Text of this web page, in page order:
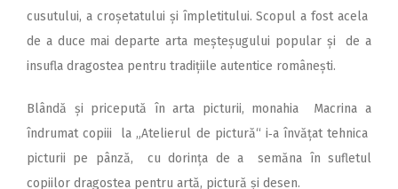
cusutului, a cro­șetatului și împletitului. Scopul a fost acela
de a duce mai departe arta meșteșugului popular și de a
insufla dragostea pentru tradițiile autentice românești.
Blândă și pricepută în arta picturii, monahia Macrina a
îndrumat copiii la „Atelierul de pictură“ i‑a învățat tehnica
picturii pe pânză, cu dorința de a semăna în sufletul
copiilor dragostea pentru artă, pictură și desen.